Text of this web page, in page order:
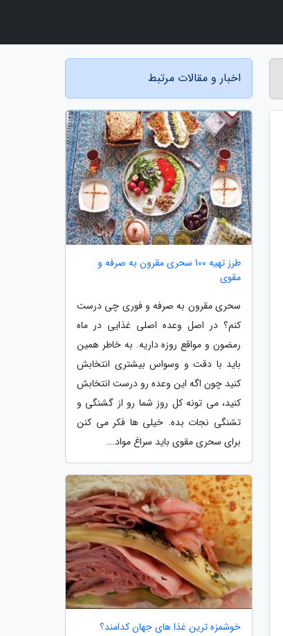
اخبار و مقالات مرتبط
طرز تهیه 100 سحری مقرون به صرفه و
مقوی
سحری مقرون به صرفه و فوری چی درست
کنم؟ در اصل وعده اصلی غذایی در ماه
رمضون و مواقع روزه داریه. به خاطر همین
باید با دقت و وسواس بیشتری انتخابش
کنید چون اگه این وعده رو درست انتخابش
کنید، می تونه کل روز شما رو از گشنگی و
تشنگی نجات بده. خیلی ها فکر می کنن
برای سحری مقوی باید سراغ مواد...
خوشمزه ترین غذا های جهان کدامند؟